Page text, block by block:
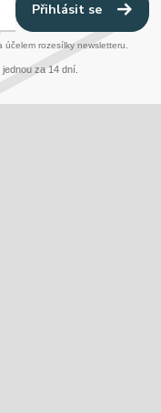
Přihlásit se
účelem rozesílky newsletteru.
za 14 dní.